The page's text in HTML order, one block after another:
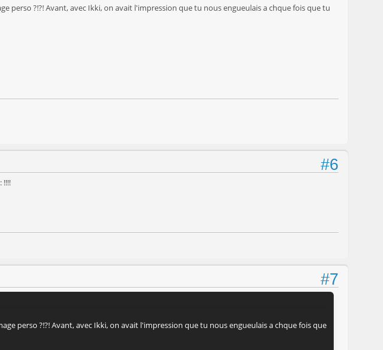
perso ?!?! Avant, avec Ikki, on avait l'impression que tu nous engueulais a chque fois que tu
#6
!!!!
#7
perso ?!?! Avant, avec Ikki, on avait l'impression que tu nous engueulais a chque fois que